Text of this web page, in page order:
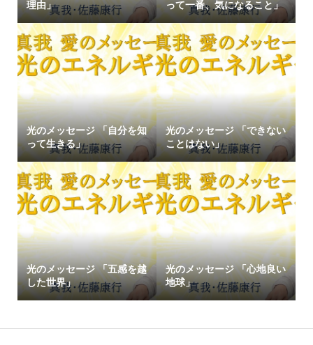
理由」
って一番、気になること」
光のメッセージ 「自分を知
って生きる」
光のメッセージ 「できない
ことはない」
光のメッセージ 「五感を越
した世界」
光のメッセージ 「心地良い
地球」